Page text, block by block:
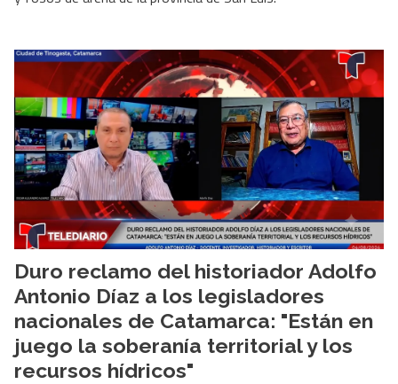
Duro reclamo del historiador Adolfo
Antonio Díaz a los legisladores
nacionales de Catamarca: "Están en
juego la soberanía territorial y los
recursos hídricos"